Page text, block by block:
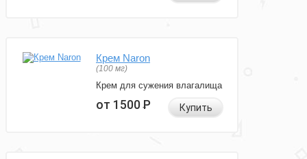
Крем Naron
(100 мг)
Крем для сужения влагалища
от 1500Р Купить